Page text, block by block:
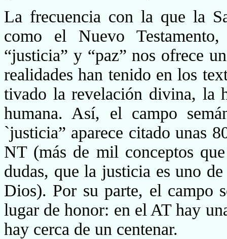
La frecuencia con la que la
como el Nuevo
“justicia” y “paz” nos ofrece
realidades han tenido en los
tivado la revelación divina, la
humana. Así, el cam­po
`justicia” aparece citado unas
NT (más de mil conceptos
dudas, que la justicia es uno
Dios). Por su parte, el campo
lugar de honor: en el AT hay
hay cerca de un centenar.